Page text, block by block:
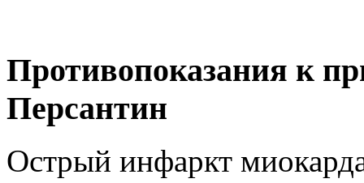
Противопоказания к
Персантин
Острый инфаркт